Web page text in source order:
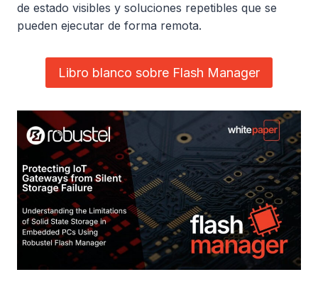
de estado visibles y soluciones repetibles que se
pueden ejecutar de forma remota.
Libro blanco sobre Flash Manager